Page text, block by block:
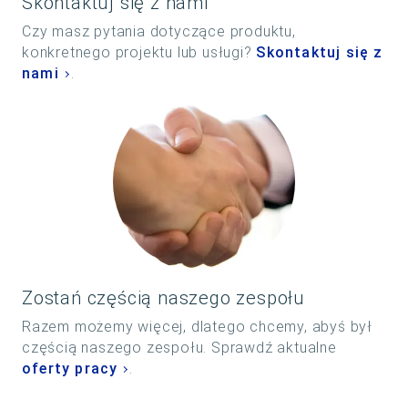
Czy masz pytania dotyczące produktu,
konkretnego projektu lub usługi? Skontaktuj się z
nami
Zostań częścią naszego zespołu
Razem możemy więcej, dlatego chcemy, abyś był
częścią naszego zespołu. Sprawdź aktualne
oferty pracy